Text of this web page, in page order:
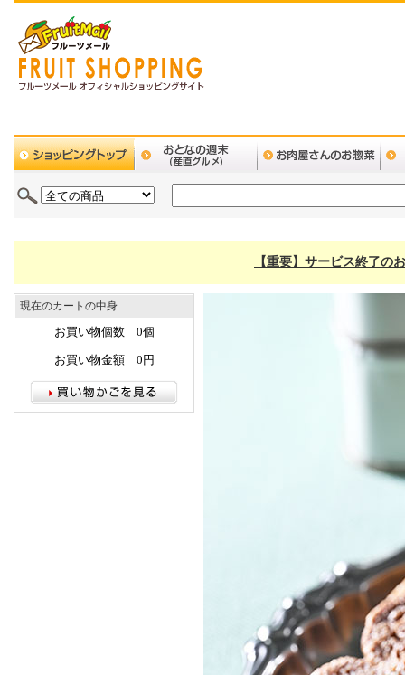
【重要】サービス終了の
現在のカートの中身
お買い物個数 0個
お買い物金額 0円